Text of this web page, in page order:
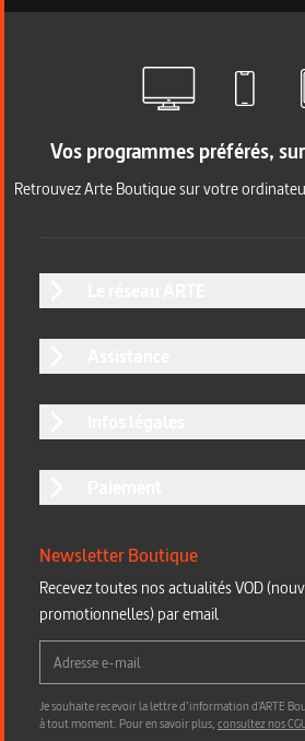
Vos programmes préférés,
Retrouvez Arte Boutique sur votre
Newsletter Boutique
Recevez toutes nos actualités VOD
promotionnelles) par email
Je souhaite recevoir la lettre d’information d'ARTE
à tout moment. Pour en savoir plus,consultez nos